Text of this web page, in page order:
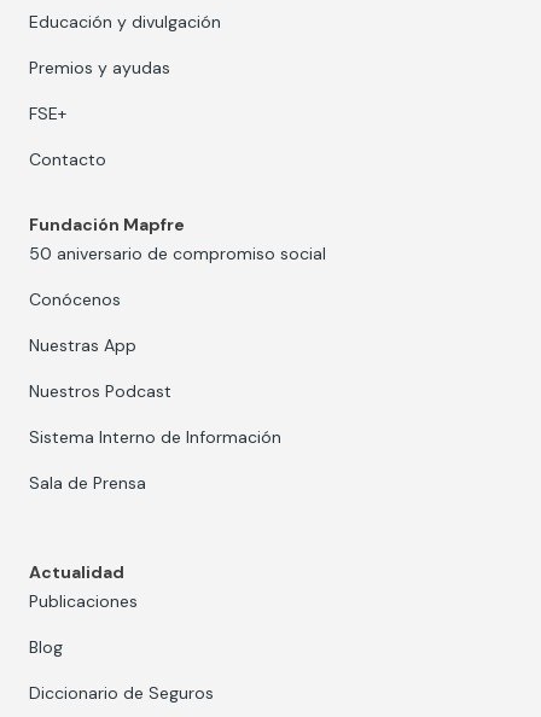
Educación y divulgación
Premios y ayudas
FSE+
Contacto
Fundación Mapfre
50 aniversario de compromiso social
Conócenos
Nuestras App
Nuestros Podcast
Sistema Interno de Información
Sala de Prensa
Actualidad
Publicaciones
Blog
Diccionario de Seguros